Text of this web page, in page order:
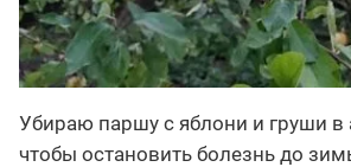
Убираю паршу с яблони и груши в
чтобы остановить болезнь до